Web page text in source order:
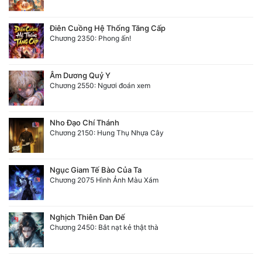
Điên Cuồng Hệ Thống Tăng Cấp
Chương 2350: Phong ấn!
Âm Dương Quỷ Y
Chương 2550: Ngươi đoán xem
Nho Đạo Chí Thánh
Chương 2150: Hung Thụ Nhựa Cây
Ngục Giam Tế Bào Của Ta
Chương 2075 Hình Ảnh Màu Xám
Nghịch Thiên Đan Đế
Chương 2450: Bắt nạt kẻ thật thà